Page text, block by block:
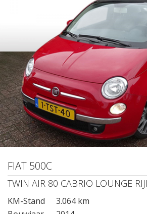
FIAT 500C
TWIN AIR 80 CABRIO LOUNGE
KM-Stand
3.064 km